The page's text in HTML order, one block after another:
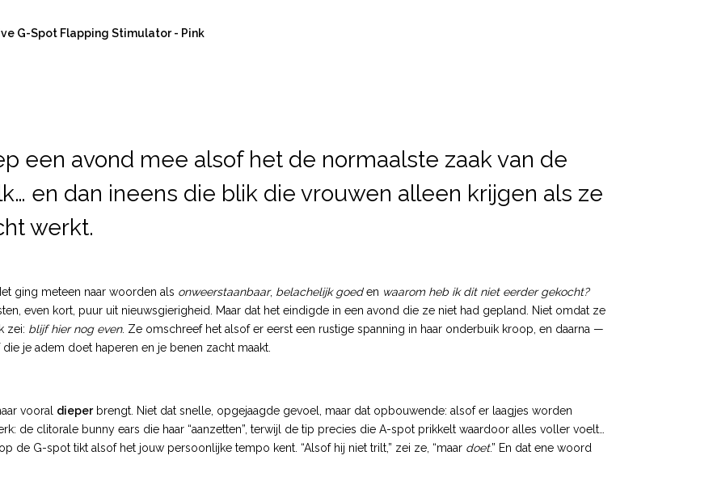
G-Spot Flapping Stimulator - Pink
een avond mee alsof het de normaalste zaak van de
en dan ineens die blik die vrouwen alleen krijgen als ze
werkt.
ging meteen naar woorden als onweerstaanbaar, belachelijk goeden waarom heb ik dit niet eerder gekocht?
even kort, puur uit nieuwsgierigheid. Maar dat het eindigde in een avond die ze niet had gepland. Niet omdat ze
zei: blijf hier nog even. Ze omschreef het alsof er eerst een rustige spanning in haar onderbuik kroop, en daarna —
je adem doet haperen en je benen zacht maakt.
vooral dieperbrengt. Niet dat snelle, opgejaagde gevoel, maar dat opbouwende: alsof er laagjes worden
de clitorale bunny ears die haar “aanzetten”, terwijl de tip precies die A-spot prikkelt waardoor alles voller voelt…
de G-spot tikt alsof het jouw persoonlijke tempo kent. “Alsof hij niet trilt,” zei ze, “maar doet.” En dat ene woord